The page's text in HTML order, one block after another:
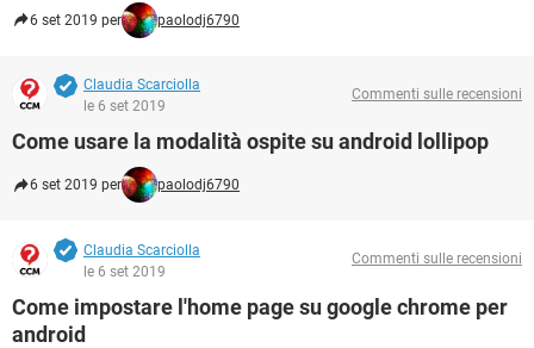
6 set 2019 per paolodj6790
Claudia Scarciolla
le 6 set 2019
Commenti sulle recensioni
Come usare la modalità ospite su android lollipop
6 set 2019 per paolodj6790
Claudia Scarciolla
le 6 set 2019
Commenti sulle recensioni
Come impostare l'home page su google chrome per
android